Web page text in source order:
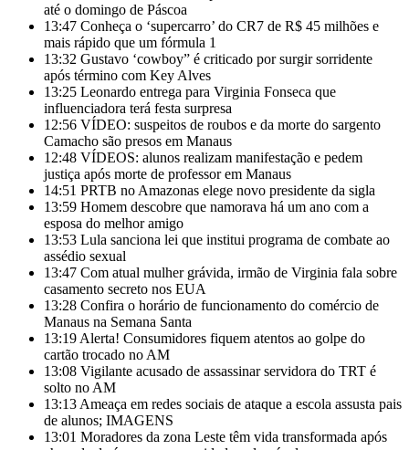
até o domingo de Páscoa
13:47 Conheça o ‘supercarro’ do CR7 de R$ 45 milhões e
mais rápido que um fórmula 1
13:32 Gustavo ‘cowboy” é criticado por surgir sorridente
após término com Key Alves
13:25 Leonardo entrega para Virginia Fonseca que
influenciadora terá festa surpresa
12:56 VÍDEO: suspeitos de roubos e da morte do sargento
Camacho são presos em Manaus
12:48 VÍDEOS: alunos realizam manifestação e pedem
justiça após morte de professor em Manaus
14:51 PRTB no Amazonas elege novo presidente da sigla
13:59 Homem descobre que namorava há um ano com a
esposa do melhor amigo
13:53 Lula sanciona lei que institui programa de combate ao
assédio sexual
13:47 Com atual mulher grávida, irmão de Virginia fala sobre
casamento secreto nos EUA
13:28 Confira o horário de funcionamento do comércio de
Manaus na Semana Santa
13:19 Alerta! Consumidores fiquem atentos ao golpe do
cartão trocado no AM
13:08 Vigilante acusado de assassinar servidora do TRT é
solto no AM
13:13 Ameaça em redes sociais de ataque a escola assusta pais
de alunos; IMAGENS
13:01 Moradores da zona Leste têm vida transformada após